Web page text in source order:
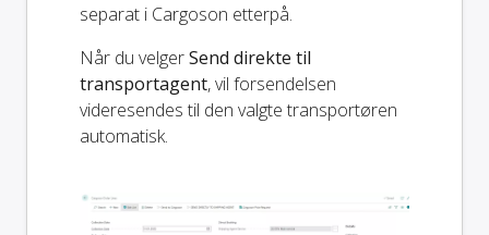
separat i Cargoson etterpå.
Når du velgerSend direkte til
transportagent, vil forsendelsen
videresendes til den valgte transportøren
automatisk.